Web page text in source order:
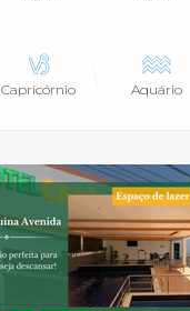
Capricórnio Aquário